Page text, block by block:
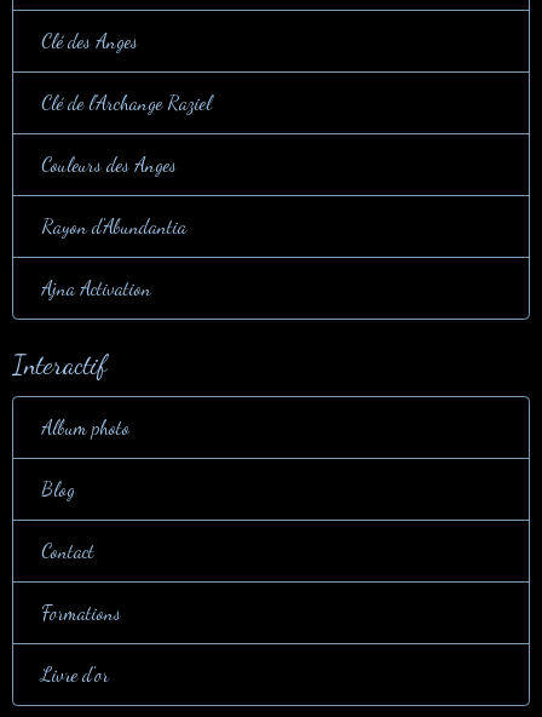
Clé des Anges
Clé de l'Archange Raziel
Couleurs des Anges
Rayon d'Abundantia
Ajna Activation
Interactif
Album photo
Blog
Contact
Formations
Livre d'or